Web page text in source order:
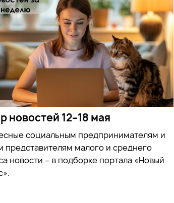
новостей 12–18 мая
социальным предпринимателям и
представителям малого и среднего
новости – в подборке портала «Новый